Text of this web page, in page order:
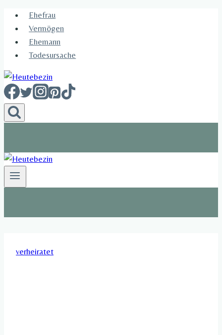
Skip
content
Ehefrau​
Vermögen
Ehemann
Todesursache
verheiratet